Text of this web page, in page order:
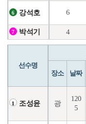
6 강석호 6
7 박석기 4
선수명
장소 날짜
1 조성윤 광
120
5